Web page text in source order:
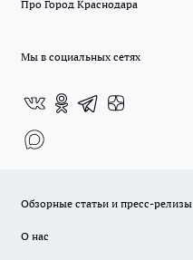
Про Город Краснодара
Мы в социальных сетях
Обзорные статьи и пресс-релизы
О нас